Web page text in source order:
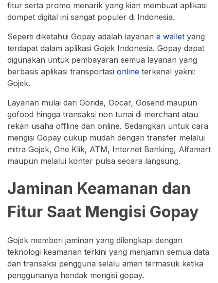
fitur serta promo menarik yang kian membuat aplikasi
dompet digital ini sangat populer di Indonesia.
Seperti diketahui Gopay adalah layanan e wallet yang
terdapat dalam aplikasi Gojek Indonesia. Gopay dapat
digunakan untuk pembayaran semua layanan yang
berbasis aplikasi transportasi online terkenal yakni:
Gojek.
Layanan mulai dari Goride, Gocar, Gosend maupun
gofood hingga transaksi non tunai di merchant atau
rekan usaha offline dan online. Sedangkan untuk cara
mengisi Gopay cukup mudah dengan transfer melalui
mitra Gojek, One Klik, ATM, Internet Banking, Alfamart
maupun melalui konter pulsa secara langsung.
Jaminan Keamanan dan
Fitur Saat Mengisi Gopay
Gojek memberi jaminan yang dilengkapi dengan
teknologi keamanan terkini yang menjamin semua data
dan transaksi pengguna selalu aman termasuk ketika
penggunanya hendak mengisi gopay.